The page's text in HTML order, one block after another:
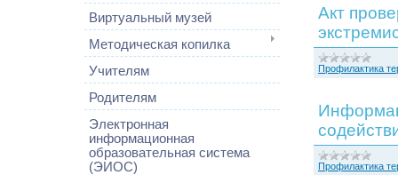
Виртуальный музей
Методическая копилка
Учителям
Родителям
Электронная
информационная
образовательная система
(ЭИОС)
Акт
Профилактика
Профилактика